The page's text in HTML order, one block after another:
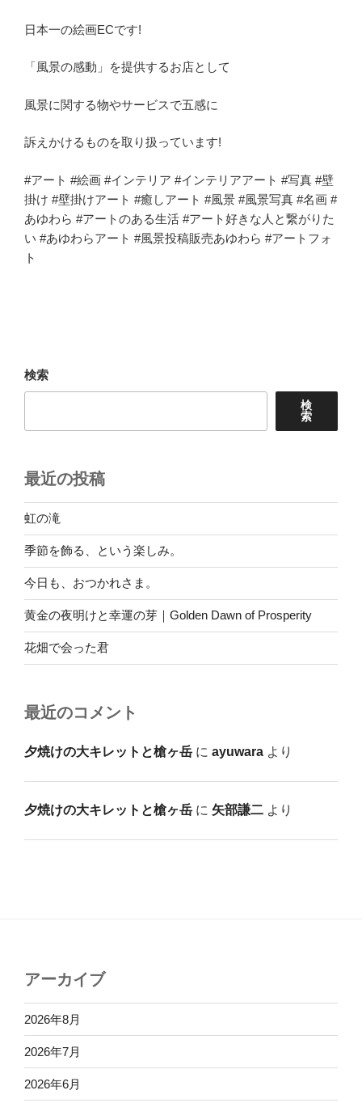
日本一の絵画ECです!
「風景の感動」を提供するお店として
風景に関する物やサービスで五感に
訴えかけるものを取り扱っています!
#アート #絵画 #インテリア #インテリアアート #写真 #壁
掛け #壁掛けアート #癒しアート #風景 #風景写真 #名画 #
あゆわら #アートのある生活 #アート好きな人と繋がりた
い #あゆわらアート #風景投稿販売あゆわら #アートフォ
ト
検索
検
索
最近の投稿
虹の滝
季節を飾る、という楽しみ。
今日も、おつかれさま。
黄金の夜明けと幸運の芽｜Golden Dawn of Prosperity
花畑で会った君
最近のコメント
夕焼けの大キレットと槍ヶ岳 に ayuwara より
夕焼けの大キレットと槍ヶ岳 に 矢部謙二 より
アーカイブ
2026年8月
2026年7月
2026年6月